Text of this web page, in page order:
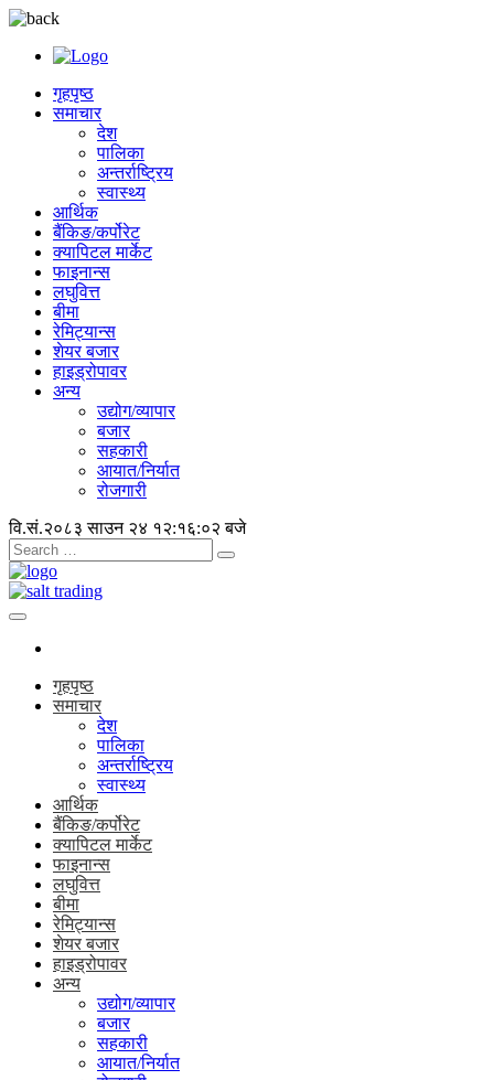
गृहपृष्ठ
समाचार
देश
पालिका
अन्तर्राष्ट्रिय
स्वास्थ्य
आर्थिक
बैंकिङ/कर्पोरेट
क्यापिटल मार्केट
फाइनान्स
लघुवित्त
बीमा
रेमिट्यान्स
शेयर बजार
हाइड्रोपावर
अन्य
उद्योग/व्यापार
बजार
सहकारी
आयात/निर्यात
रोजगारी
वि.सं.२०८३ साउन २४ १२:१६:०२ बजे
गृहपृष्ठ
समाचार
देश
पालिका
अन्तर्राष्ट्रिय
स्वास्थ्य
आर्थिक
बैंकिङ/कर्पोरेट
क्यापिटल मार्केट
फाइनान्स
लघुवित्त
बीमा
रेमिट्यान्स
शेयर बजार
हाइड्रोपावर
अन्य
उद्योग/व्यापार
बजार
सहकारी
आयात/निर्यात